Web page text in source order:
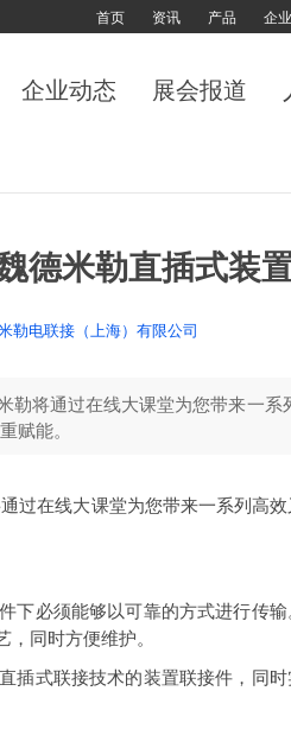
首页 资讯 产品 企业
企业动态 展会报道
德米勒直插式装
勒电联接（上海）有限公司
将通过在线大课堂为您带来一系
赋能。
在线大课堂为您带来一系列高效
必须能够以可靠的方式进行传输
同时方便维护。
式联接技术的装置联接件，同时